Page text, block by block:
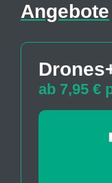
Angebote
ab 7,95 €